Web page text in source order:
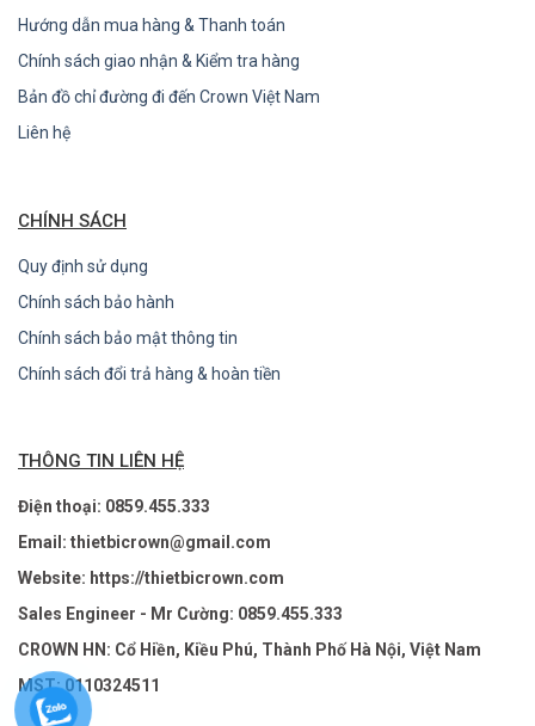
Hướng dẫn mua hàng & Thanh toán
Chính sách giao nhận & Kiểm tra hàng
Bản đồ chỉ đường đi đến Crown Việt Nam
Liên hệ
CHÍNH SÁCH
Quy định sử dụng
Chính sách bảo hành
Chính sách bảo mật thông tin
Chính sách đổi trả hàng & hoàn tiền
THÔNG TIN LIÊN HỆ
Điện thoại: 0859.455.333
Email: thietbicrown@gmail.com
Website: https://thietbicrown.com
Sales Engineer - Mr Cường: 0859.455.333
CROWN HN: Cổ Hiền, Kiều Phú, Thành Phố Hà Nội, Việt Nam
MST: 0110324511